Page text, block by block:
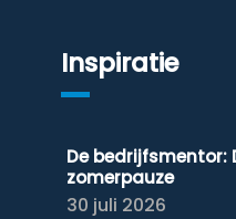
Inspiratie
De bedrijfsmentor:
zomerpauze
30 juli 2026